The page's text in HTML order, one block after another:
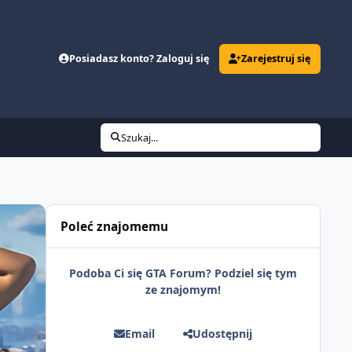
Posiadasz konto? Zaloguj się Zarejestruj się
Szukaj...
Poleć znajomemu
Podoba Ci się GTA Forum? Podziel się tym
ze znajomym!
Email Udostępnij